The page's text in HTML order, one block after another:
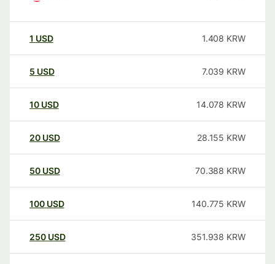
1 USD 1.408 KRW
5 USD 7.039 KRW
10 USD 14.078 KRW
20 USD 28.155 KRW
50 USD 70.388 KRW
100 USD 140.775 KRW
250 USD 351.938 KRW